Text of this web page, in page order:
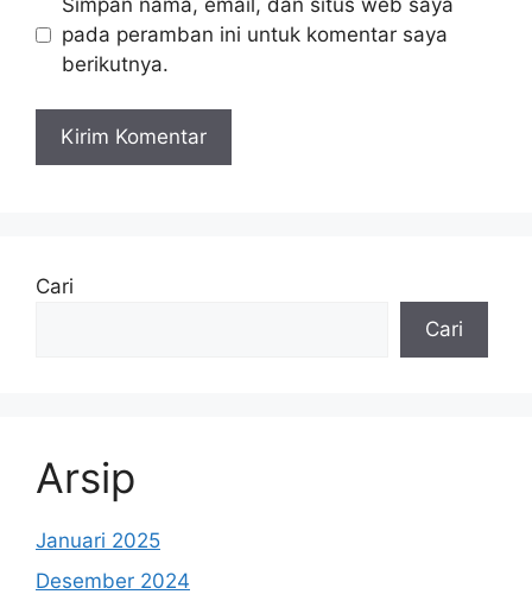
pada peramban ini untuk komentar saya
berikutnya.
Cari
Cari
Arsip
Januari 2025
Desember 2024